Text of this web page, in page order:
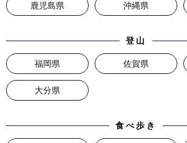
鹿児島県 沖縄県
登山
福岡県 佐賀県
大分県
食べ歩き